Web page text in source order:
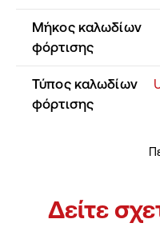
Μήκος καλωδίων
φόρτισης
Τύπος καλωδίων
φόρτισης
Δείτε